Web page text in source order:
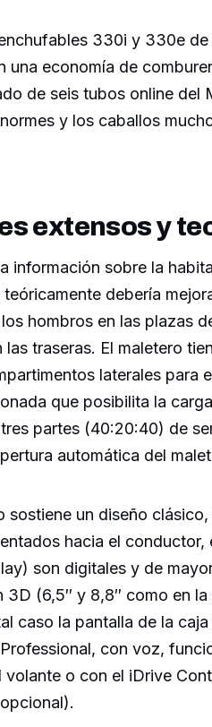
330i y 330e
una economía de
de seis tubos online
y los caballos
extensos y
información sobre la
debería
hombros en las plazas
las traseras. El maletero
laterales para
que posibilita la
partes (40:20:40) de
automática del
sostiene un diseño
hacia el
son digitales y de
3D (6,5″ y 8,8″ como en
caso la pantalla de la
con voz,
volante o con el iDrive